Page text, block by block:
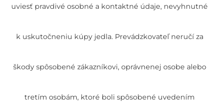
uviesť pravdivé osobné a kontaktné údaje, nevyhnutné
k uskutočneniu kúpy jedla. Prevádzkovateľ neručí za
škody spôsobené zákazníkovi, oprávnenej osobe alebo
tretím osobám, ktoré boli spôsobené uvedením